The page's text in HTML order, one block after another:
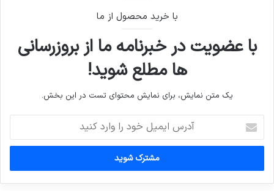
با خرید محصول از ما
با عضویت در خبرنامه ما از بروزرسانی
ها مطلع شوید!
یک متن نمایش، برای نمایش محتوای تست در این بخش.
ایمیل
خود
وارد
کنید